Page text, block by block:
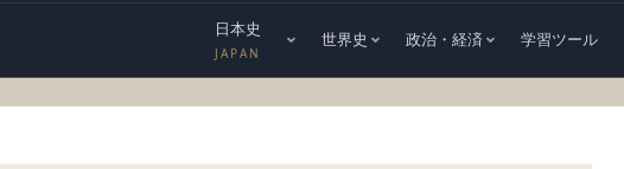
日本史
JAPAN
世界史 政治・経済 学習ツール